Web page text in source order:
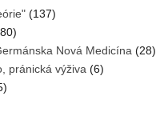
(137)
Nová Medicína (28)
pránická výživa (6)